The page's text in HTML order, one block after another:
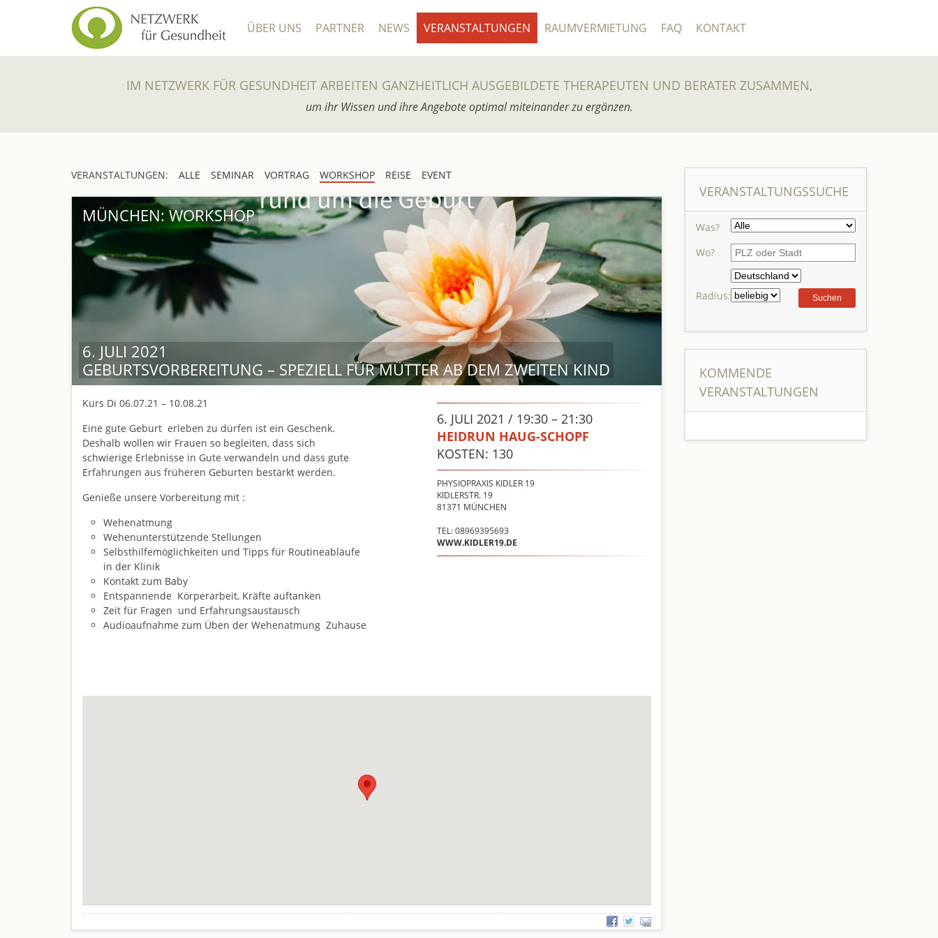
ÜBER UNS PARTNER NEWS VERANSTALTUNGEN RAUMVERMIETUNG FAQ KONTAKT
IM NETZWERK FÜR GESUNDHEIT ARBEITEN GANZHEITLICH AUSGEBILDETE THERAPEUTEN UND BERATER ZUSAMMEN,
um ihr Wissen und ihre Angebote optimal miteinander zu ergänzen.
VERANSTALTUNGEN: ALLE SEMINAR VORTRAG WORKSHOP REISE EVENT
6. JULI 2021
GEBURTSVORBEREITUNG – SPEZIELL FÜR MÜTTER AB DEM ZWEITEN KIND
MÜNCHEN: WORKSHOP
6. JULI 2021 / 19:30 – 21:30
HEIDRUN HAUG-SCHOPF
KOSTEN: 130
PHYSIOPRAXIS KIDLER 19
KIDLERSTR. 19
81371 MÜNCHEN
TEL: 08969395693
WWW.KIDLER19.DE
Kurs Di 06.07.21 – 10.08.21
Eine gute Geburt erleben zu dürfen ist ein Geschenk.
Deshalb wollen wir Frauen so begleiten, dass sich
schwierige Erlebnisse in Gute verwandeln und dass gute
Erfahrungen aus früheren Geburten bestärkt werden.
Genieße unsere Vorbereitung mit :
Wehenatmung
Wehenunterstützende Stellungen
Selbsthilfemöglichkeiten und Tipps für Routineabläufe
in der Klinik
Kontakt zum Baby
Entspannende Körperarbeit, Kräfte auftanken
Zeit für Fragen und Erfahrungsaustausch
Audioaufnahme zum Üben der Wehenatmung Zuhause
VERANSTALTUNGSSUCHE
Was?
Wo?
Radius:
KOMMENDE
VERANSTALTUNGEN